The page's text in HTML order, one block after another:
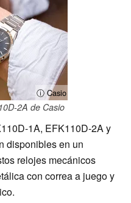
ⓘ Casio
2A de Casio
1A, EFK110D-2A y
disponibles en un
relojes mecánicos
con correa a juego y